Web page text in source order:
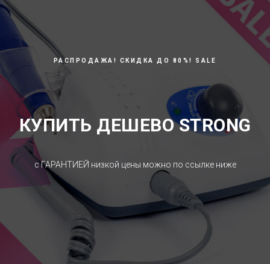
РАСПРОДАЖА! СКИДКА ДО 80%! SALE
КУПИТЬ ДЕШЕВО STRONG
с ГАРАНТИЕЙ низкой цены можно по ссылке ниже